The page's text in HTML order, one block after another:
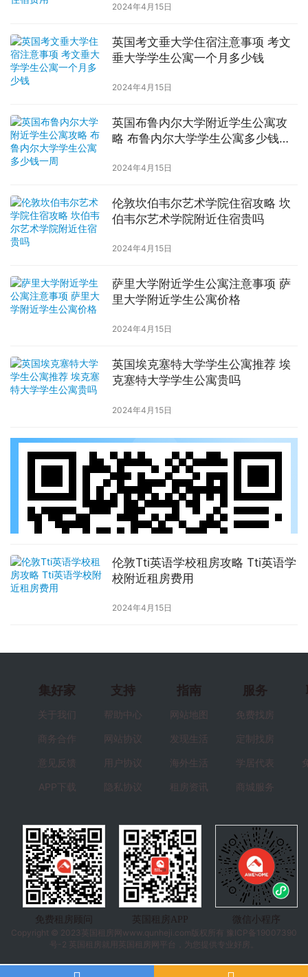
2024年4月15日
英国考文垂大学住宿注意事项 考文
垂大学学生公寓一个月多少钱
2024年4月15日
英国布鲁内尔大学附近学生公寓攻
略 布鲁内尔大学学生公寓多少钱一
2024年4月15日
伦敦坎伯韦尔艺术学院住宿攻略 坎
伯韦尔艺术学院附近住宿贵吗
2024年4月15日
萨里大学附近学生公寓注意事项 萨
里大学附近学生公寓价格
2024年4月15日
英国埃克塞特大学学生公寓推荐 埃
克塞特大学学生公寓贵吗
2024年4月15日
伦敦Tti英语学校租房攻略 Tti英语学
校附近租房费用
2024年4月15日
集好家
关于我们
商务合作
意见反馈
APP下载
支持
帮助中心
网站协议
用户协议
隐私协议
指南
网站地图
发现生活
海外生活
租房资讯
服务
免费找房
定制找房
学居代表
商城服务
免费租房顾问 英国租房APP
微信小程序
Copyright © 2023 英国租房 网www.qunheji.com版权所有
豫ICP备19007390
号-2 英国租房就用英国租房网平台，为您提供专业好房。